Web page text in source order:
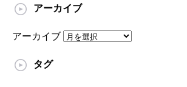
アーカイブ
アーカイブ
タグ